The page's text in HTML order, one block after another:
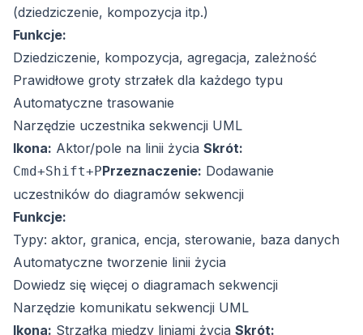
(dziedziczenie, kompozycja itp.)
Funkcje:
Dziedziczenie, kompozycja, agregacja, zależność
Prawidłowe groty strzałek dla każdego typu
Automatyczne trasowanie
Narzędzie uczestnika sekwencji UML
Ikona: Aktor/pole na linii życia Skrót:
Cmd+Shift+PPrzeznaczenie: Dodawanie
uczestników do diagramów sekwencji
Funkcje:
Typy: aktor, granica, encja, sterowanie, baza danych
Automatyczne tworzenie linii życia
Dowiedz się więcej o diagramach sekwencji
Narzędzie komunikatu sekwencji UML
Ikona: Strzałka między liniami życia Skrót: